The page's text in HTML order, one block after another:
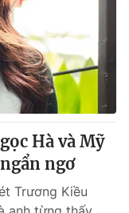
Hà và Mỹ
ngơ
Trương Kiều